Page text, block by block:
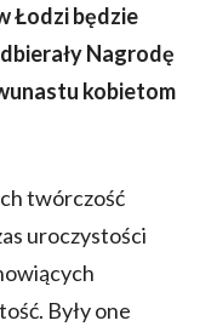
Łodzi będzie
Nagrodę
kobietom
twórczość
uroczystości
Były one